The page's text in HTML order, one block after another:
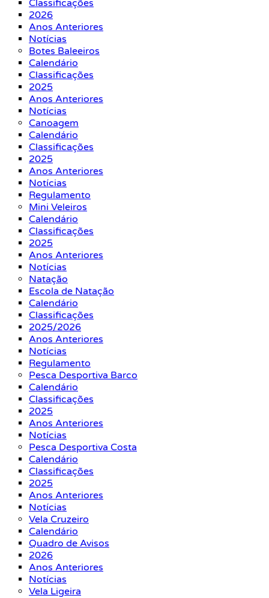
Classificações
2026
Anos Anteriores
Notícias
Botes Baleeiros
Calendário
Classificações
2025
Anos Anteriores
Notícias
Canoagem
Calendário
Classificações
2025
Anos Anteriores
Notícias
Regulamento
Mini Veleiros
Calendário
Classificações
2025
Anos Anteriores
Notícias
Natação
Escola de Natação
Calendário
Classificações
2025/2026
Anos Anteriores
Notícias
Regulamento
Pesca Desportiva Barco
Calendário
Classificações
2025
Anos Anteriores
Notícias
Pesca Desportiva Costa
Calendário
Classificações
2025
Anos Anteriores
Notícias
Vela Cruzeiro
Calendário
Quadro de Avisos
2026
Anos Anteriores
Notícias
Vela Ligeira